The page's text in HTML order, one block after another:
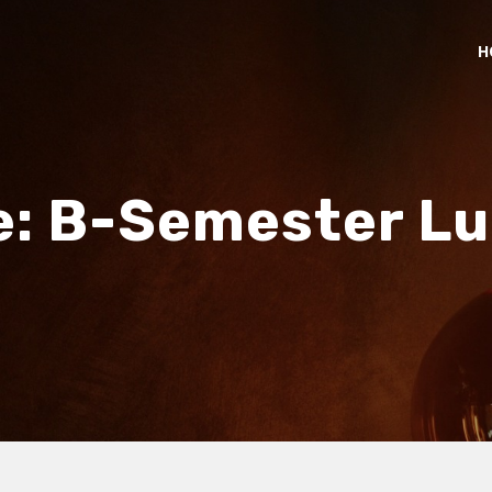
B-Semester